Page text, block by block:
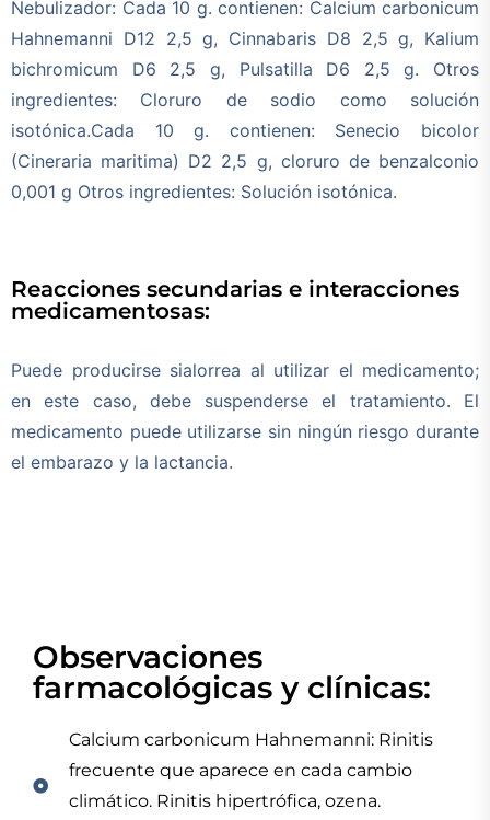
Nebulizador: Cada 10 g. contienen: Calcium carbonicum
Hahnemanni D12 2,5 g, Cinnabaris D8 2,5 g, Kalium
bichromicum D6 2,5 g, Pulsatilla D6 2,5 g. Otros
ingredientes: Cloruro de sodio como solución
isotónica.Cada 10 g. contienen: Senecio bicolor
(Cineraria maritima) D2 2,5 g, cloruro de benzalconio
0,001 g Otros ingredientes: Solución isotónica.
Reacciones secundarias e interacciones
medicamentosas:
Puede producirse sialorrea al utilizar el medicamento;
en este caso, debe suspenderse el tratamiento. El
medicamento puede utilizarse sin ningún riesgo durante
el embarazo y la lactancia.
Observaciones
farmacológicas y clínicas:
Calcium carbonicum Hahnemanni: Rinitis
frecuente que aparece en cada cambio
climático. Rinitis hipertrófica, ozena.